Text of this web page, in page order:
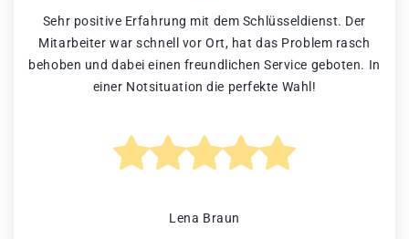
Sehr positive Erfahrung mit dem Schlüsseldienst. Der
Mitarbeiter war schnell vor Ort, hat das Problem rasch
behoben und dabei einen freundlichen Service geboten. In
einer Notsituation die perfekte Wahl!
Lena Braun